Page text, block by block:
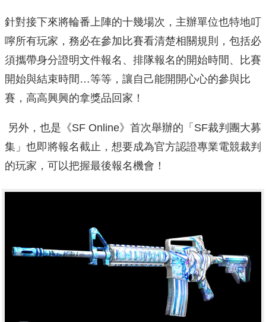
針對接下來將輪番上陣的十幾場次，主辦單位也特地叮
嚀所有玩家，務必在參加比賽看清楚相關規則，包括必
須攜帶身分證明文件報名、排隊報名的開始時間、比賽
開始與結束時間…等等，讓自己能開開心心的參與比
賽，高高興興的拿獎品回家！
另外，也是《SF Online》首次舉辦的「SF裁判團大募
集」也即將報名截止，想要成為官方認證專業電競裁判
的玩家，可以把握最後報名機會！